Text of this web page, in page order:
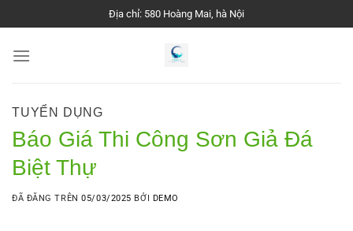
đến
nội
Địa chỉ: 580 Hoàng Mai, hà Nội
TUYỂN DỤNG
Báo Giá Thi Công Sơn Giả Đá
Biệt Thự
ĐÃ ĐĂNG TRÊN05/03/2025 BỞI DEMO